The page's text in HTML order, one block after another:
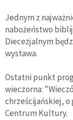
Jednym z
nabożeństwo
Diecezjalnym
wystawa.
Ostatni punkt
wieczorna:
chrześcijańskiej, o
Centrum Kultury.